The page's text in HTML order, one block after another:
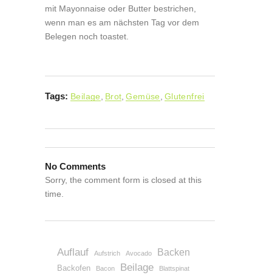
mit Mayonnaise oder Butter bestrichen,
wenn man es am nächsten Tag vor dem
Belegen noch toastet.
Tags: Beilage Brot Gemüse Glutenfrei
No Comments
Sorry, the comment form is closed at this
time.
Auflauf Aufstrich Avocado Backen
Backofen Bacon Beilage Blattspinat